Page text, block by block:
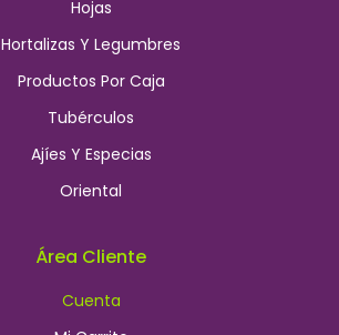
Hojas
Hortalizas Y Legumbres
Productos Por Caja
Tubérculos
Ajíes Y Especias
Oriental
Área Cliente
Cuenta